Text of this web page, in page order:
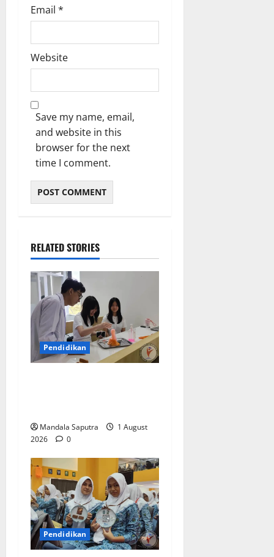
Email *
Website
Save my name, email,
and website in this
browser for the next
time I comment.
RELATED STORIES
Pendidikan
Mandala Saputra
1 August
2026
0
Pendidikan